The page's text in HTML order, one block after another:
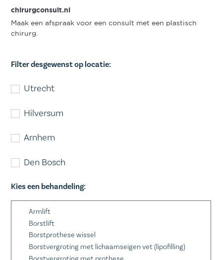
chirurgconsult.nl
Maak een afspraak voor een consult met een plastisch
chirurg.